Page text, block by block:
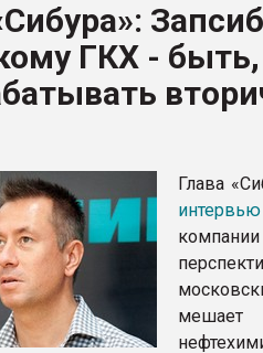
цвет
ГКХ - быть,
Глава
мешает